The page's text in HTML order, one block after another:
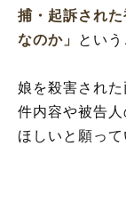
捕・起訴され
なのか」
とい
娘を殺害され
件内容や被告
ほしいと願って